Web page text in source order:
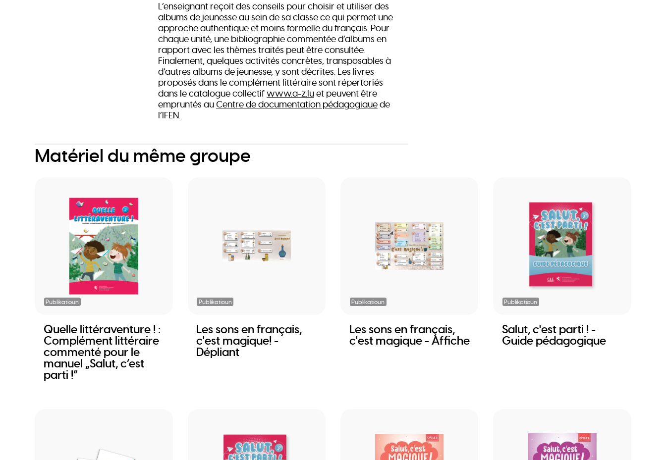
L’enseignant reçoit des conseils pour choisir et utiliser des
albums de jeunesse au sein de sa classe ce qui permet une
approche authentique et moins formelle du français. Pour
chaque unité, une bibliographie commentée d’albums en
rapport avec les thèmes traités peut être consultée.
Finalement, quelques activités concrètes, transposables à
d’autres albums de jeunesse, y sont décrites. Les livres
proposés dans le complément littéraire sont répertoriés
dans le catalogue collectifwww.a-z.luet peuvent être
empruntés auCentre de documentation pédagogiquede
l’IFEN.
Matériel du même groupe
Publikatioun
Quelle littéraventure ! :
Complément littéraire
commenté pour le
manuel „Salut, c’est
parti !“
Publikatioun
Les sons en français,
c'est magique! -
Dépliant
Publikatioun
Les sons en français,
c'est magique - Affiche
Publikatioun
Salut, c'est parti ! -
Guide pédagogique